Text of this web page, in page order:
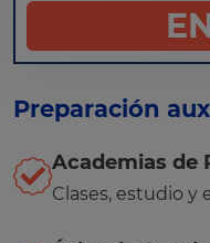
como otros derechos tal
Preparación
Academias de
Clases, estudio